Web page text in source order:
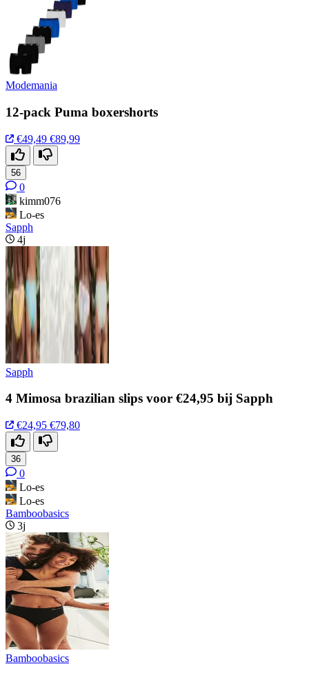
Modemania
12-pack Puma boxershorts
€49,49 €89,99
56
0
kimm076
Lo-es
Sapph
4j
Sapph
4 Mimosa brazilian slips voor €24,95 bij Sapph
€24,95 €79,80
36
0
Lo-es
Lo-es
Bamboobasics
3j
Bamboobasics